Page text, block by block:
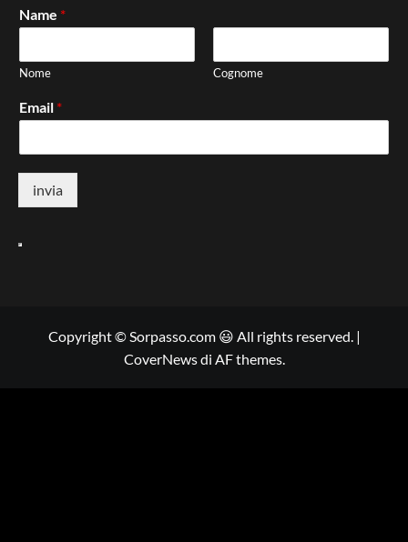
Name *
Nome Cognome
Email *
invia
Copyright © Sorpasso.com 😃 All rights reserved. |
CoverNewsdi AF themes.